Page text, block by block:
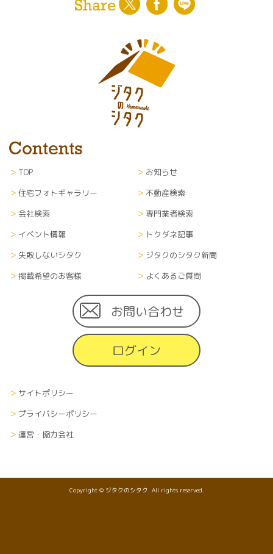
TOP
お知らせ
住宅フォトギャラリー
不動産検索
会社検索
専門業者検索
イベント情報
トクダネ記事
失敗しないシタク
ジタクのシタク新聞
掲載希望のお客様
よくあるご質問
お問い合わせ
ログイン
サイトポリシー
プライバシーポリシー
運営・協力会社
Copyright © ジタクのシタク. All rights reserved.